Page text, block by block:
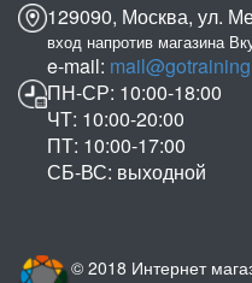
129090, Москва, ул.
вход напротив магазина
e-mail:
ПН-СР: 10:00-18:00
ЧТ: 10:00-20:00
ПТ: 10:00-17:00
СБ-ВС: выходной
© 2018 Интернет